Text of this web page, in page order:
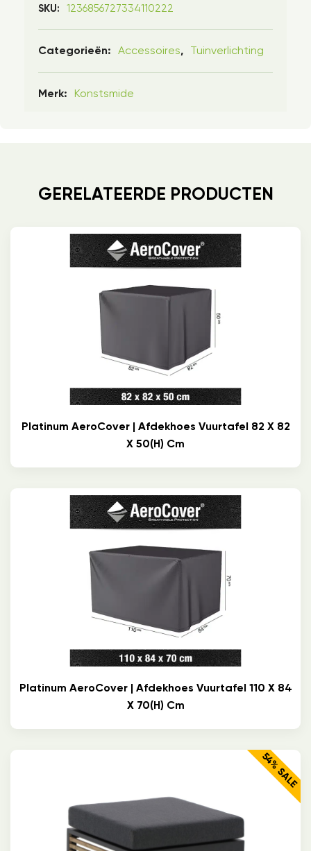
SKU: 1236856727334110222
Categorieën: Accessoires, Tuinverlichting
Merk: Konstsmide
GERELATEERDE PRODUCTEN
Platinum AeroCover | Afdekhoes Vuurtafel 82 X 82
X 50(h) Cm
Platinum AeroCover | Afdekhoes Vuurtafel 110 X 84
X 70(h) Cm
54% SALE